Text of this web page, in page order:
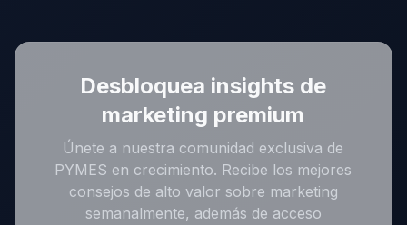
Desbloquea insights de
marketing premium
Únete a nuestra comunidad exclusiva de
PYMES en crecimiento. Recibe los mejores
consejos de alto valor sobre marketing
semanalmente, además de acceso